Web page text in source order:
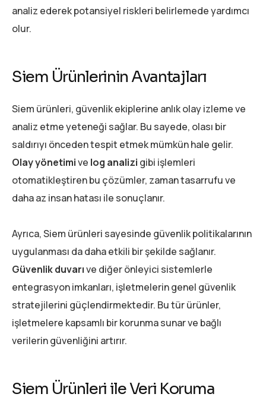
analiz ederek potansiyel riskleri belirlemede yardımcı
olur.
Siem Ürünlerinin Avantajları
Siem ürünleri, güvenlik ekiplerine anlık olay izleme ve
analiz etme yeteneği sağlar. Bu sayede, olası bir
saldırıyı önceden tespit etmek mümkün hale gelir.
Olay yönetimive log analizi gibi işlemleri
otomatikleştiren bu çözümler, zaman tasarrufu ve
daha az insan hatası ile sonuçlanır.
Ayrıca, Siem ürünleri sayesinde güvenlik politikalarının
uygulanması da daha etkili bir şekilde sağlanır.
Güvenlik duvarıve diğer önleyici sistemlerle
entegrasyon imkanları, işletmelerin genel güvenlik
stratejilerini güçlendirmektedir. Bu tür ürünler,
işletmelere kapsamlı bir korunma sunar ve bağlı
verilerin güvenliğini artırır.
Siem Ürünleri ile Veri Koruma